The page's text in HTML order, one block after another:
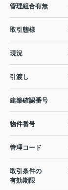
管理組合有無
取引態様
現況
引渡し
建築確認番号
物件番号
管理コード
取引条件の
有効期限